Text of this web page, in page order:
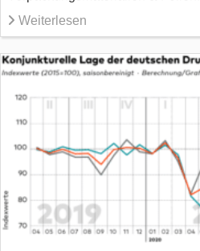
Weiterlesen